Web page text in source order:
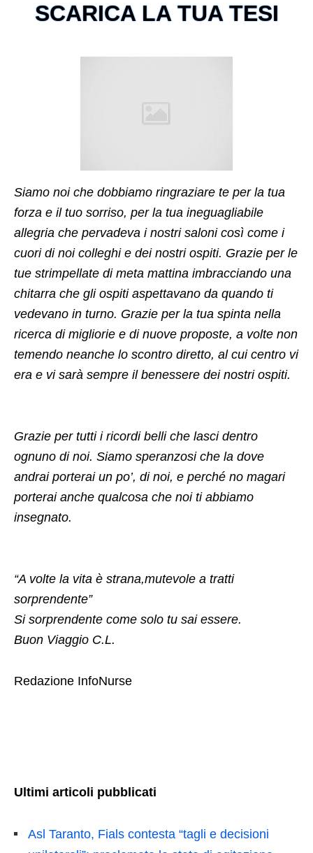
SCARICA LA TUA TESI
Siamo noi che dobbiamo​ ringraziare te per la tua
forza e il tuo sorriso, per la tua ineguagliabile
allegria che pervadeva i nostri saloni così come i
cuori di noi colleghi e dei nostri ospiti. Grazie per le
tue strimpellate di meta mattina imbracciando una
chitarra che gli ospiti aspettavano da quando ti
vedevano in turno. Grazie per la tua spinta nella
ricerca di migliorie e di nuove proposte, a volte non
temendo neanche lo scontro diretto, al cui centro vi
era e vi sarà sempre il benessere dei nostri ospiti.
Grazie per tutti i ricordi belli che lasci dentro
ognuno di noi. Siamo speranzosi che la dove
andrai porterai un po’, di noi, e perché no magari
porterai anche qualcosa che noi ti abbiamo
insegnato.
“A volte la vita è strana,mutevole a tratti
sorprendente”
Si sorprendente come solo tu sai essere.
Buon Viaggio C.L.
Redazione InfoNurse
Ultimi articoli pubblicati
Asl Taranto, Fials contesta “tagli e decisioni